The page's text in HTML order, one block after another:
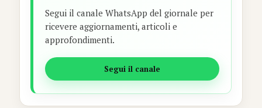
Segui il canale WhatsApp del giornale per
ricevere aggiornamenti, articoli e
approfondimenti.
Segui il canale